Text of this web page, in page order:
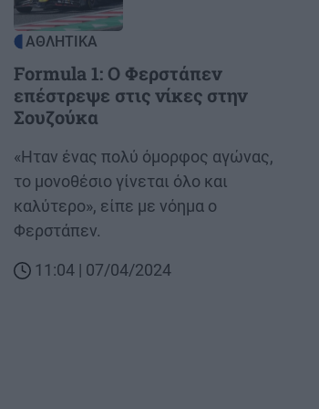
ΑΘΛΗΤΙΚΑ
Formula 1: Ο Φερστάπεν
επέστρεψε στις νίκες στην
Σουζούκα
Body
«Ηταν ένας πολύ όμορφος αγώνας,
το μονοθέσιο γίνεται όλο και
καλύτερο», είπε με νόημα ο
Φερστάπεν.
11:04 | 07/04/2024